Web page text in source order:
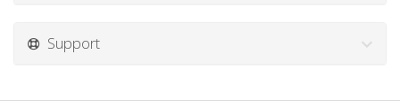
Support